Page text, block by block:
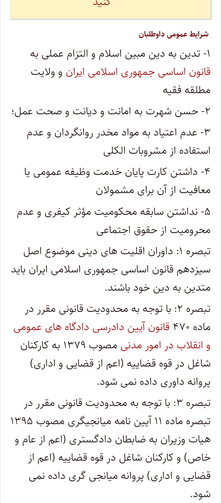
شرایط عمومی داوطلبان
۱- تدین به دین مبین اسلام و التزام عملی به
قانون اساسی جمهوری اسلامی ایران و ولایت
مطلقه فقیه
۲- حسن شهرت به امانت و دیانت و صحت عمل؛
۳- عدم اعتیاد به مواد مخدر روانگردان و عدم
استفاده از مشروبات الکلی
۴- داشتن کارت پایان خدمت وظیفه عمومی یا
معافیت از آن برای مشمولان
۵- نداشتن سابقه محکومیت مؤثر کیفری و عدم
محرومیت از حقوق اجتماعی
تبصره ۱: داوران اقلیت های دینی موضوع اصل
سیزدهم قانون اساسی جمهوری اسلامی ایران باید
متدین به دین خود باشند.
تبصره ۲: با توجه به محدودیت قانونی مقرر در
ماده ۴۷۰
قانون آیین دادرسی دادگاه های عمومی
و انقلاب در امور مدنی
مصوب ۱۳۷۹ به کارکنان
شاغل در قوه قضاییه (اعم از قضایی و اداری)
پروانه داوری داده نمی شود.
تبصره ۳: با توجه به محدودیت قانونی مقرر در
تبصره ماده ۱۱ آیین نامه میانجیگری مصوب ۱۳۹۵
هیات وزیران به ضابطان دادگستری (اعم از عام و
خاص) و کارکنان شاغل در قوه قضاییه (اعم از
قضایی و اداری) پروانه میانجی گری داده نمی
شود.